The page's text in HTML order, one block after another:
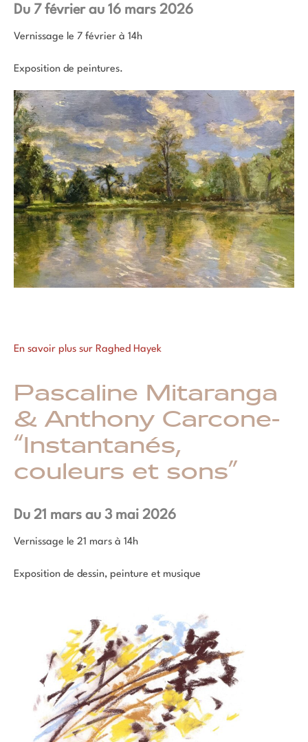
Du 7 février au 16 mars 2026
Vernissage le 7 février à 14h
Exposition de peintures.
En savoir plus sur Raghed Hayek
Pascaline Mitaranga
& Anthony Carcone-
“Instantanés,
couleurs et sons”
Du 21 mars au 3 mai 2026
Vernissage le 21 mars à 14h
Exposition de dessin, peinture et musique